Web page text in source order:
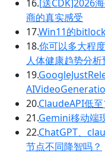
16.[送CDK]2026
商的真实感受
17.Win11的
18.你可以多大程
人体健康趋势分
19.
20.ClaudeAPI低
21.Gemini移动端
22.ChatGPT、
节点不同降智吗？